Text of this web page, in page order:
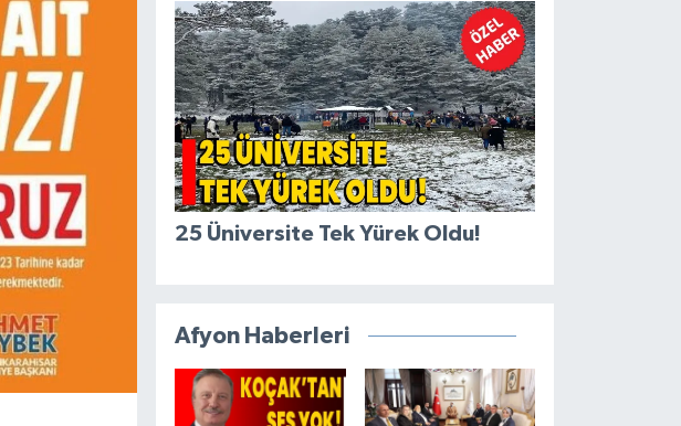
25 Üniversite Tek Yürek Oldu!
Afyon Haberleri